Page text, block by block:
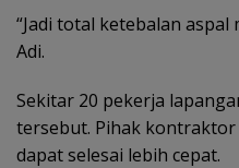
“Jadi total ketebalan aspal
Adi.
Sekitar 20 pekerja
tersebut. Pihak
dapat selesai lebih cepat.